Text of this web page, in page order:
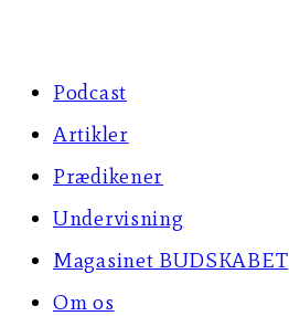
Podcast
Artikler
Prædikener
Undervisning
Magasinet BUDSKABET
Om os